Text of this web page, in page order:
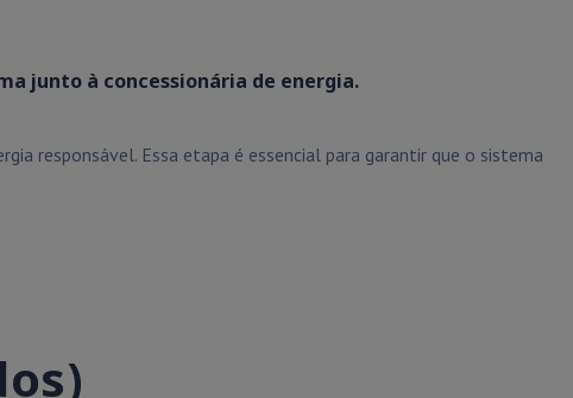
junto à concessionária de energia.
responsável. Essa etapa é essencial para garantir que o sistema